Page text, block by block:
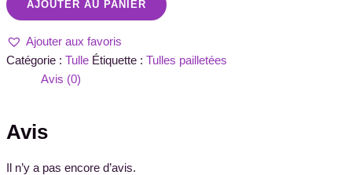
AJOUTER AU PANIER
Ajouter aux favoris
Catégorie : Tulle Étiquette : Tulles pailletées
Avis (0)
Avis
Il n’y a pas encore d’avis.